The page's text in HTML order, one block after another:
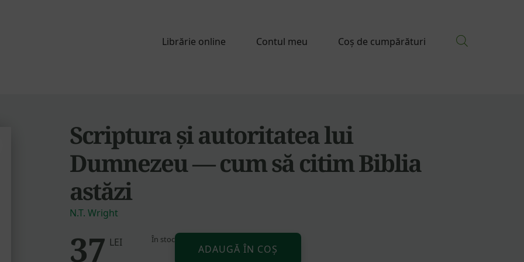
Librărie online Contul meu Coș de cumpărături
Scriptura și autoritatea lui
Dumnezeu — cum să citim Biblia
astăzi
N.T. Wright
37 LEI În stocCantitate
ScripturaADAUGĂ ÎN COȘ
Alternative: